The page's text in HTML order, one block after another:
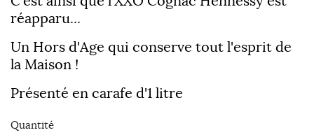
réapparu...
Un Hors d'Age qui conserve tout l'esprit de
la Maison !
Présenté en carafe d'1 litre
Quantité